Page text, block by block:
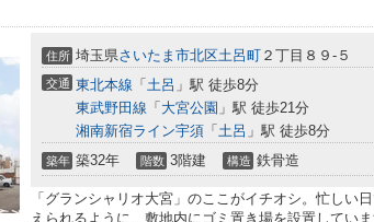
住所 埼玉県さいたま市北区土呂町 ２丁目８９-５
交通 東北本線 「 土呂 」駅 徒歩8分
東武野田線 「 大宮公園 」駅 徒歩21分
湘南新宿ライン宇須 「 土呂 」駅 徒歩8分
築年 築32年 階数 3階建 構造 鉄骨造
「グランシャリオ大宮」のここがイチオシ。忙しい
えられるように、敷地内にゴミ置き場を設置してい